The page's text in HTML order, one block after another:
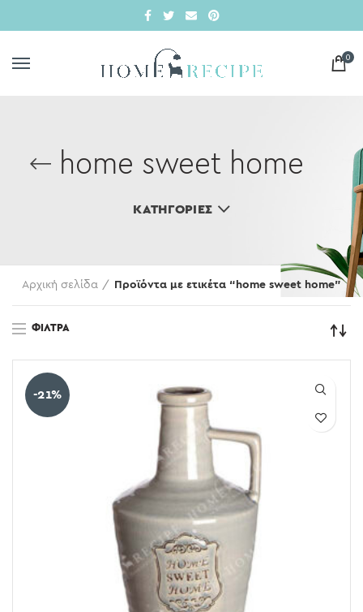
0
home sweet home
ΚΑΤΗΓΟΡΊΕΣ
Αρχική σελίδα Προϊόντα με ετικέτα “home sweet home”
ΦΊΛΤΡΑ
-21%